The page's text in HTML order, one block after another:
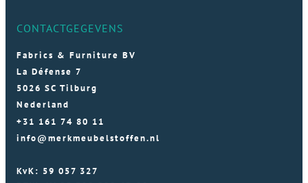
CONTACTGEGEVENS
Fabrics & Furniture BV
La Défense 7
5026 SC Tilburg
Nederland
+31 161 74 80 11
info@merkmeubelstoffen.nl
KvK: 59 057 327